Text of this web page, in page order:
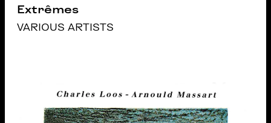
Extrêmes
VARIOUS ARTISTS